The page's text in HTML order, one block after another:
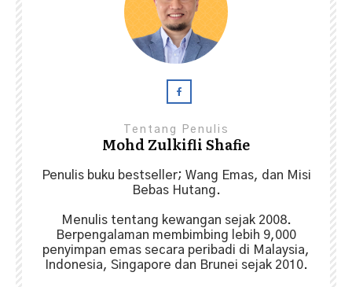
Tentang Penulis
Mohd Zulkifli Shafie
Penulis buku bestseller; Wang Emas, dan Misi
Bebas Hutang.
Menulis tentang kewangan sejak 2008.
Berpengalaman membimbing lebih 9,000
penyimpan emas secara peribadi di Malaysia,
Indonesia, Singapore dan Brunei sejak 2010.